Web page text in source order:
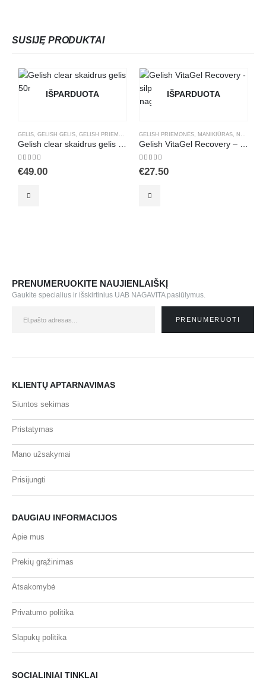
SUSIJĘ PRODUKTAI
IŠPARDUOTA
GELIS GELISH GELIS GELISH PRIEMONĖS MANIKIŪRAS,VIENFAZIS GELIS
5.00out of 5
€49.00
IŠPARDUOTA
GELISH PRIEMONĖS MANIKIŪRAS NAGŲ STIPRIKLIAI
5.00out of 5
€27.50
PRENUMERUOKITE NAUJIENLAIŠKĮ
Gaukite specialius ir išskirtinius UAB NAGAVITA pasiūlymus.
KLIENTŲ APTARNAVIMAS
Siuntos sekimas
Pristatymas
Mano užsakymai
Prisijungti
DAUGIAU INFORMACIJOS
Apie mus
Prekių grąžinimas
Atsakomybė
Privatumo politika
Slapukų politika
SOCIALINIAI TINKLAI